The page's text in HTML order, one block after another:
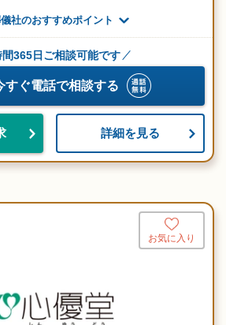
社のおすすめポイント
365日ご相談可能です
すぐ電話で相談する
詳細を見る
お気に入り